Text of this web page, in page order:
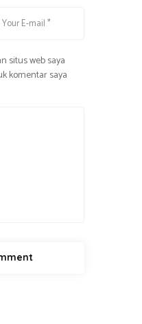
situs web saya
komentar saya